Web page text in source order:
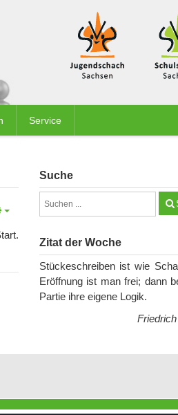
Service
Suche
Zitat der Woche
Stückeschreiben ist wie
Eröffnung ist man frei; dann
Partie ihre eigene Logik.